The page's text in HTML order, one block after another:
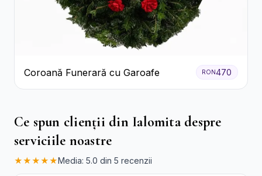
Coroană Funerară cu Garoafe RON470
Ce spun clienții din Ialomita despre
serviciile noastre
★★★★★Media: 5.0 din 5 recenzii